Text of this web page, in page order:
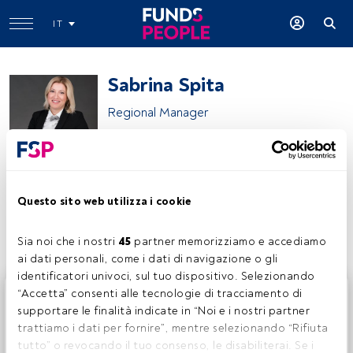
Questo sito web utilizza i cookie
Sia noi che i nostri 45 partner memorizziamo e accediamo
ai dati personali, come i dati di navigazione o gli
identificatori univoci, sul tuo dispositivo. Selezionando
“Accetta” consenti alle tecnologie di tracciamento di
supportare le finalità indicate in “Noi e i nostri partner
trattiamo i dati per fornire”, mentre selezionando “Rifiuta
tutto” o revocando il tuo consenso, le disabiliterai. Se i
IT
Sabrina Spita
Regional Manager
Condividi:
Questo è un articolo riservato agli utenti FundsPeople. Se
sei già registrato, accedi tramite il pulsante Login. Se non
hai ancora un account, ti invitiamo a registrarti per scoprire
tutti i contenuti che FundsPeople ha da offrire.